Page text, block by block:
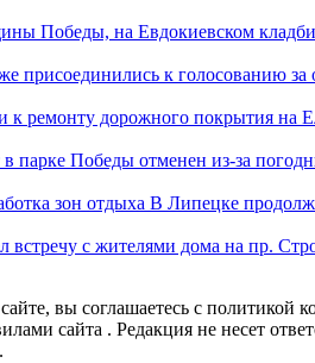
Победы, на Евдокиевском
присоединились к голосованию за
к ремонту дорожного покрытия на
парке Победы отменен из-за
зон отдыха В Липецке
встречу с жителями дома на пр.
вы соглашаетесь с политикой
сайта . Редакция не несет